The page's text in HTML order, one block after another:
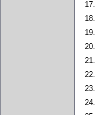
17.
18.
19.
20.
21.
22.
23.
24.